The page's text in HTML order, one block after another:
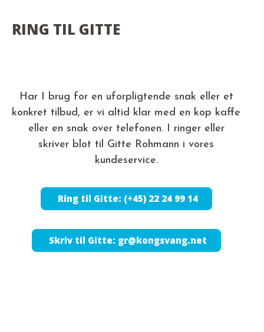
RING TIL GITTE
Har I brug for en uforpligtende snak eller et
konkret tilbud, er vi altid klar med en kop kaffe
eller en snak over telefonen. I ringer eller
skriver blot til Gitte Rohmann i vores
kundeservice.
Ring til Gitte: (+45) 22 24 99 14
Skriv til Gitte: gr@kongsvang.net